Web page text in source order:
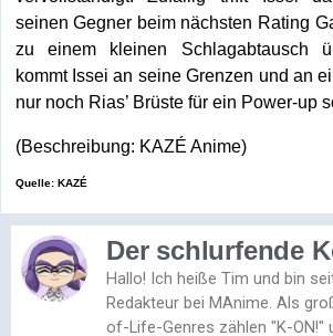
seinen Gegner beim nächsten Rating
zu einem kleinen Schlagabtausch
kommt Issei an seine Grenzen und an
nur noch Rias’ Brüste für ein Power-up
(Beschreibung: KAZÉ Anime)
Quelle: KAZÉ
Der schlurfende
Hallo! Ich heiße Tim und bin
Redakteur bei MAnime. Als
of-Life-Genres zählen "K-ON!"